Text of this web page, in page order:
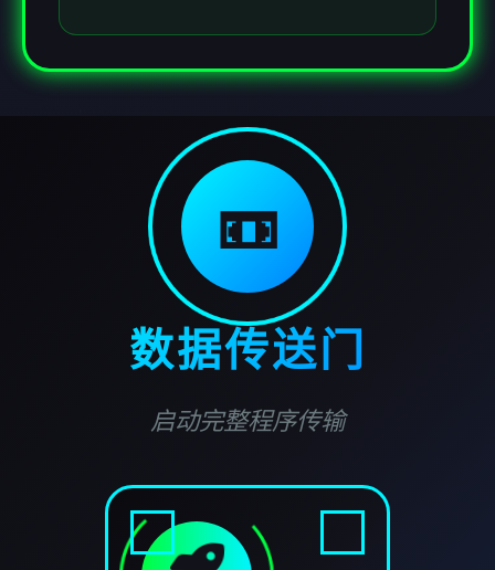
📼
数据传送门
启动完整程序传输